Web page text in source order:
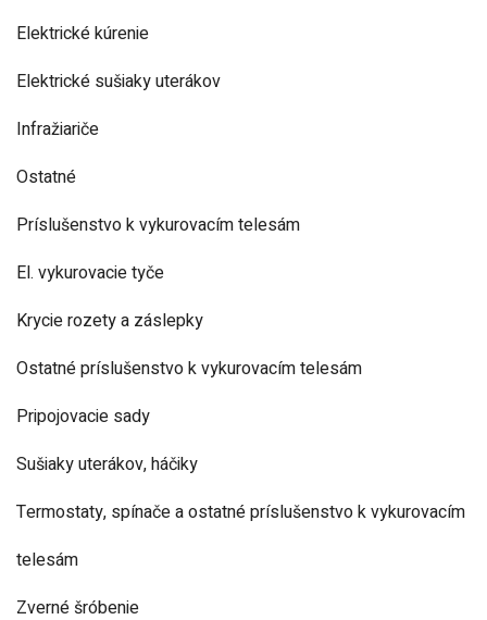
Elektrické kúrenie
Elektrické sušiaky uterákov
Infražiariče
Ostatné
Príslušenstvo k vykurovacím telesám
El. vykurovacie tyče
Krycie rozety a záslepky
Ostatné príslušenstvo k vykurovacím telesám
Pripojovacie sady
Sušiaky uterákov, háčiky
Termostaty, spínače a ostatné príslušenstvo k vykurovacím
telesám
Zverné šróbenie